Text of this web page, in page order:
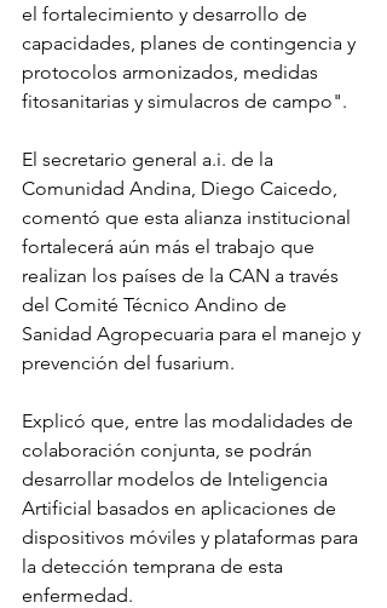
el fortalecimiento y desarrollo de
capacidades, planes de contingencia y
protocolos armonizados, medidas
fitosanitarias y simulacros de campo".
El secretario general a.i. de la
Comunidad Andina, Diego Caicedo,
comentó que esta alianza institucional
fortalecerá aún más el trabajo que
realizan los países de la CAN a través
del Comité Técnico Andino de
Sanidad Agropecuaria para el manejo y
prevención del fusarium.
Explicó que, entre las modalidades de
colaboración conjunta, se podrán
desarrollar modelos de Inteligencia
Artificial basados en aplicaciones de
dispositivos móviles y plataformas para
la detección temprana de esta
enfermedad.